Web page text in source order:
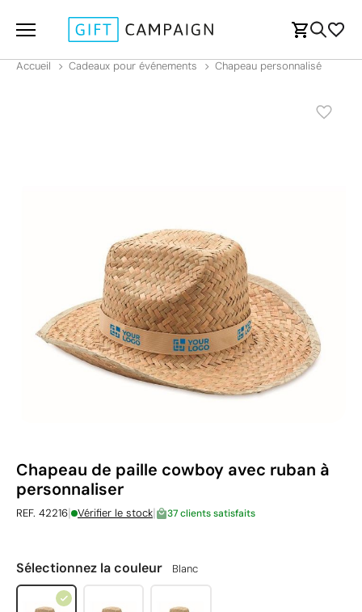
Accueil Cadeaux pour événements Chapeau personnalisé
Chapeau de paille cowboy avec ruban à
personnaliser
REF. 42216| Vérifier le stock| 37 clients satisfaits
Sélectionnez la couleur Blanc